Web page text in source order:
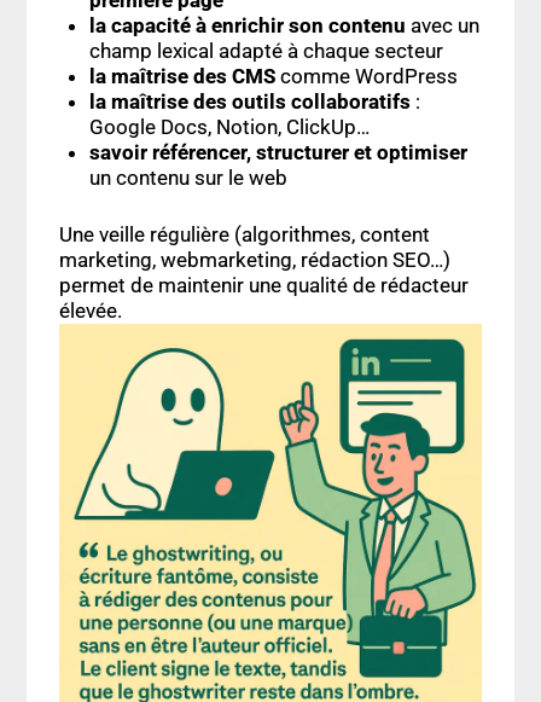
la capacité à enrichir son contenu avec un
champ lexical adapté à chaque secteur
la maîtrise des CMScomme WordPress
la maîtrise des outils collaboratifs :
Google Docs, Notion, ClickUp…
savoir référencer, structurer et optimiser
un contenu sur le web
Une veille régulière (algorithmes, content
marketing, webmarketing, rédaction SEO…)
permet de maintenir une qualité de rédacteur
élevée.